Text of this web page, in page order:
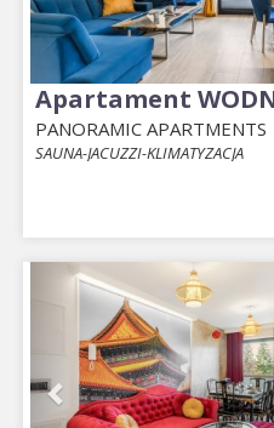
Apartament
PANORAMIC APARTMENTS
SAUNA-JACUZZI-KLIMATYZACJA
Previous